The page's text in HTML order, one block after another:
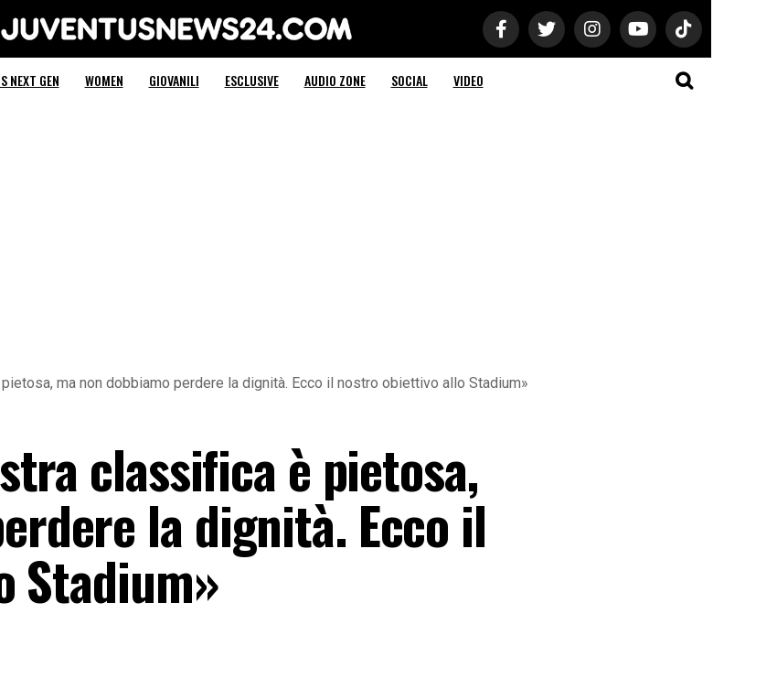
Juventus News 24
NEXT GEN WOMEN GIOVANILI ESCLUSIVE AUDIO ZONE SOCIAL VIDEO
ma non dobbiamo perdere la dignità. Ecco il nostro obiettivo allo Stadium»
classifica è pietosa,
la dignità. Ecco il
Stadium»